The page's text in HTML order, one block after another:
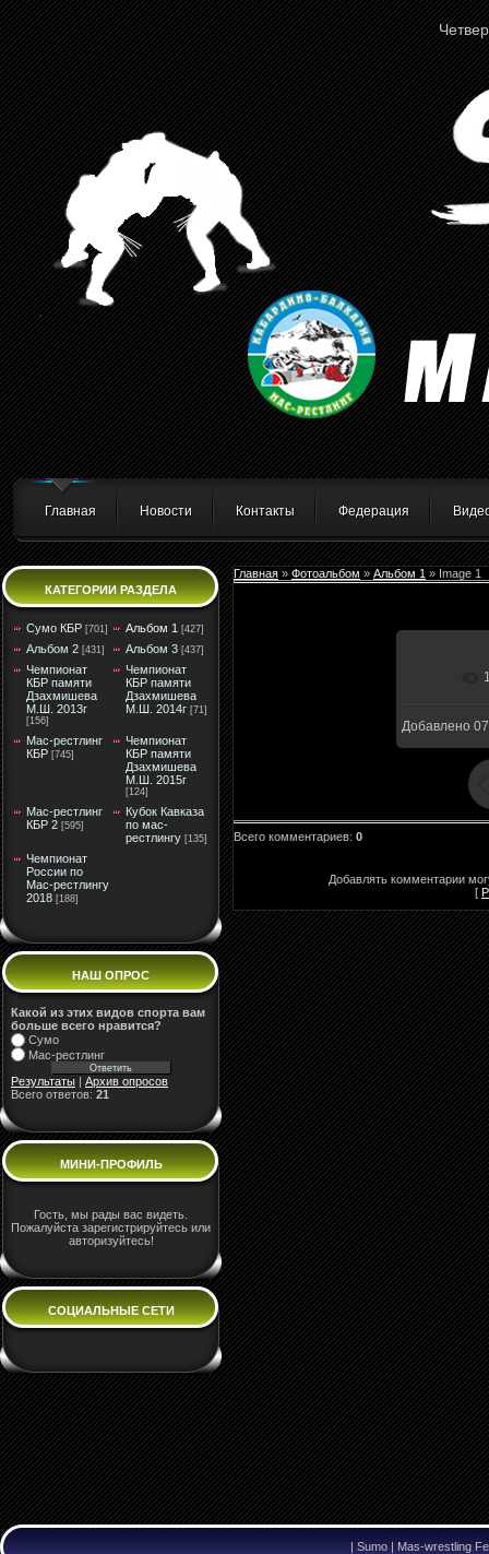
Главная Новости Контакты Федерация
КАТЕГОРИИ РАЗДЕЛА
Сумо КБР [701] Альбом 1 [427]
Альбом 2 [431] Альбом 3 [437]
Чемпионат
КБР памяти
Дзахмишева
М.Ш. 2013г
[156]
Чемпионат
КБР памяти
Дзахмишева
М.Ш. 2014г [71]
Мас-рестлинг
КБР [745]
Чемпионат
КБР памяти
Дзахмишева
М.Ш. 2015г
[124]
Мас-рестлинг
КБР 2 [595]
Кубок Кавказа
по мас-
рестлингу [135]
Чемпионат
России по
Мас-рестлингу
2018 [188]
НАШ ОПРОС
Какой из этих видов спорта вам
больше всего нравится?
Сумо
Мас-рестлинг
Результаты
Архив опросов
Всего ответов: 21
МИНИ-ПРОФИЛЬ
Гость, мы рады вас видеть.
Пожалуйста зарегистрируйтесь или
авторизуйтесь!
СОЦИАЛЬНЫЕ СЕТИ
Главная » Фотоальбом » Альбом 1 » Image 1
Добавлено
Всего комментариев: 0
Добавлять комментарии
[
| Sumo | Mas-wrestling